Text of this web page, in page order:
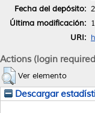
Fecha del depósito:
Última modificación:
URI:
Actions (login
Ver elemento
Descargar